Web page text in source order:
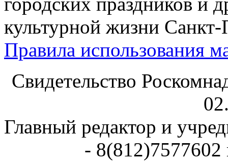
культурной жизни Санкт-
Правила использования
Свидетельство
Главный редактор и
- 8(812)7577602